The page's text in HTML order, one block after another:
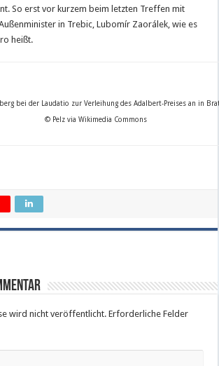
So erst vor kurzem beim letzten Treffen mit
in Trebic, Lubomír Zaorálek, wie es
heißt.
bei der Laudatio zur Verleihung des Adalbert-Preises an in
© Pelz via Wikimedia Commons
wird nicht veröffentlicht. Erforderliche Felder